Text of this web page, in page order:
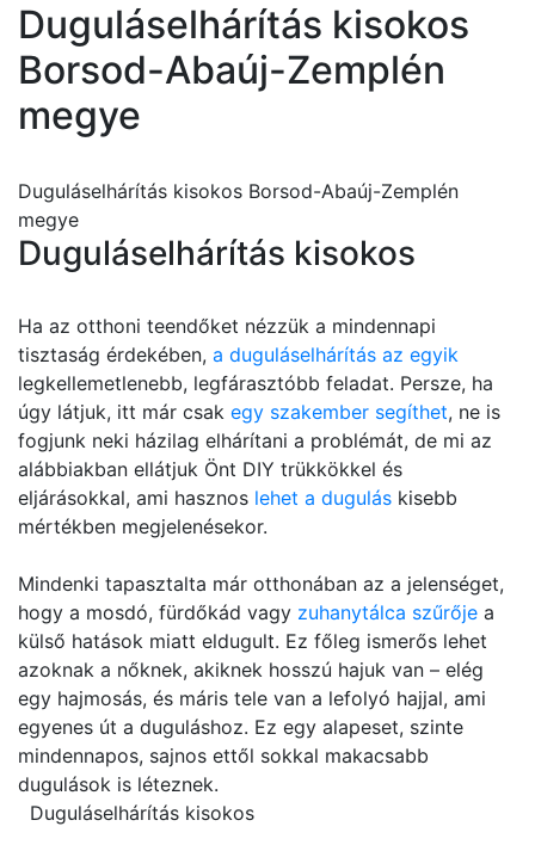
Duguláselhárítás kisokos
Borsod-Abaúj-Zemplén
megye
Duguláselhárítás kisokos Borsod-Abaúj-Zemplén
megye
Duguláselhárítás kisokos
Ha az otthoni teendőket nézzük a mindennapi
tisztaság érdekében, a duguláselhárítás az egyik
legkellemetlenebb, legfárasztóbb feladat. Persze, ha
úgy látjuk, itt már csak egy szakember segíthet, ne is
fogjunk neki házilag elhárítani a problémát, de mi az
alábbiakban ellátjuk Önt DIY trükkökkel és
eljárásokkal, ami hasznos lehet a dugulás kisebb
mértékben megjelenésekor.
Mindenki tapasztalta már otthonában az a jelenséget,
hogy a mosdó, fürdőkád vagy zuhanytálca szűrője a
külső hatások miatt eldugult. Ez főleg ismerős lehet
azoknak a nőknek, akiknek hosszú hajuk van – elég
egy hajmosás, és máris tele van a lefolyó hajjal, ami
egyenes út a duguláshoz. Ez egy alapeset, szinte
mindennapos, sajnos ettől sokkal makacsabb
dugulások is léteznek.
Duguláselhárítás kisokos